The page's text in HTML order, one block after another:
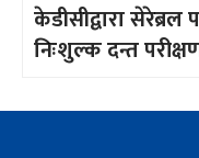
केडीसीद्वारा
निःशुल्क दन्त